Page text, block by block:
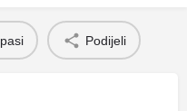
Podijeli